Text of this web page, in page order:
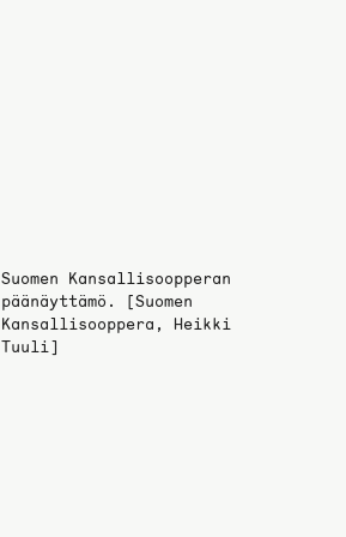
Suomen Kansallisoopperan
päänäyttämö. [Suomen
Kansallisooppera, Heikki
Tuuli]